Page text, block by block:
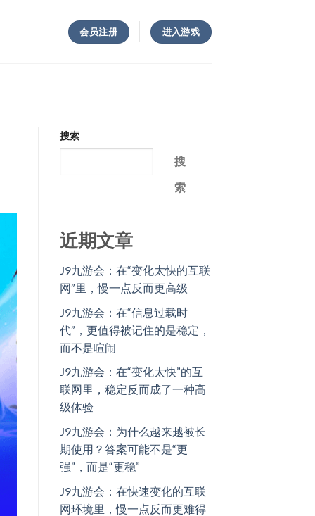
会员注册 进入游戏
搜索
搜
索
近期文章
J9九游会：在“变化太快的互联
网”里，慢一点反而更高级
J9九游会：在“信息过载时
代”，更值得被记住的是稳定，
而不是喧闹
J9九游会：在“变化太快”的互
联网里，稳定反而成了一种高
级体验
J9九游会：为什么越来越被长
期使用？答案可能不是“更
强”，而是“更稳”
J9九游会：在快速变化的互联
网环境里，慢一点反而更难得